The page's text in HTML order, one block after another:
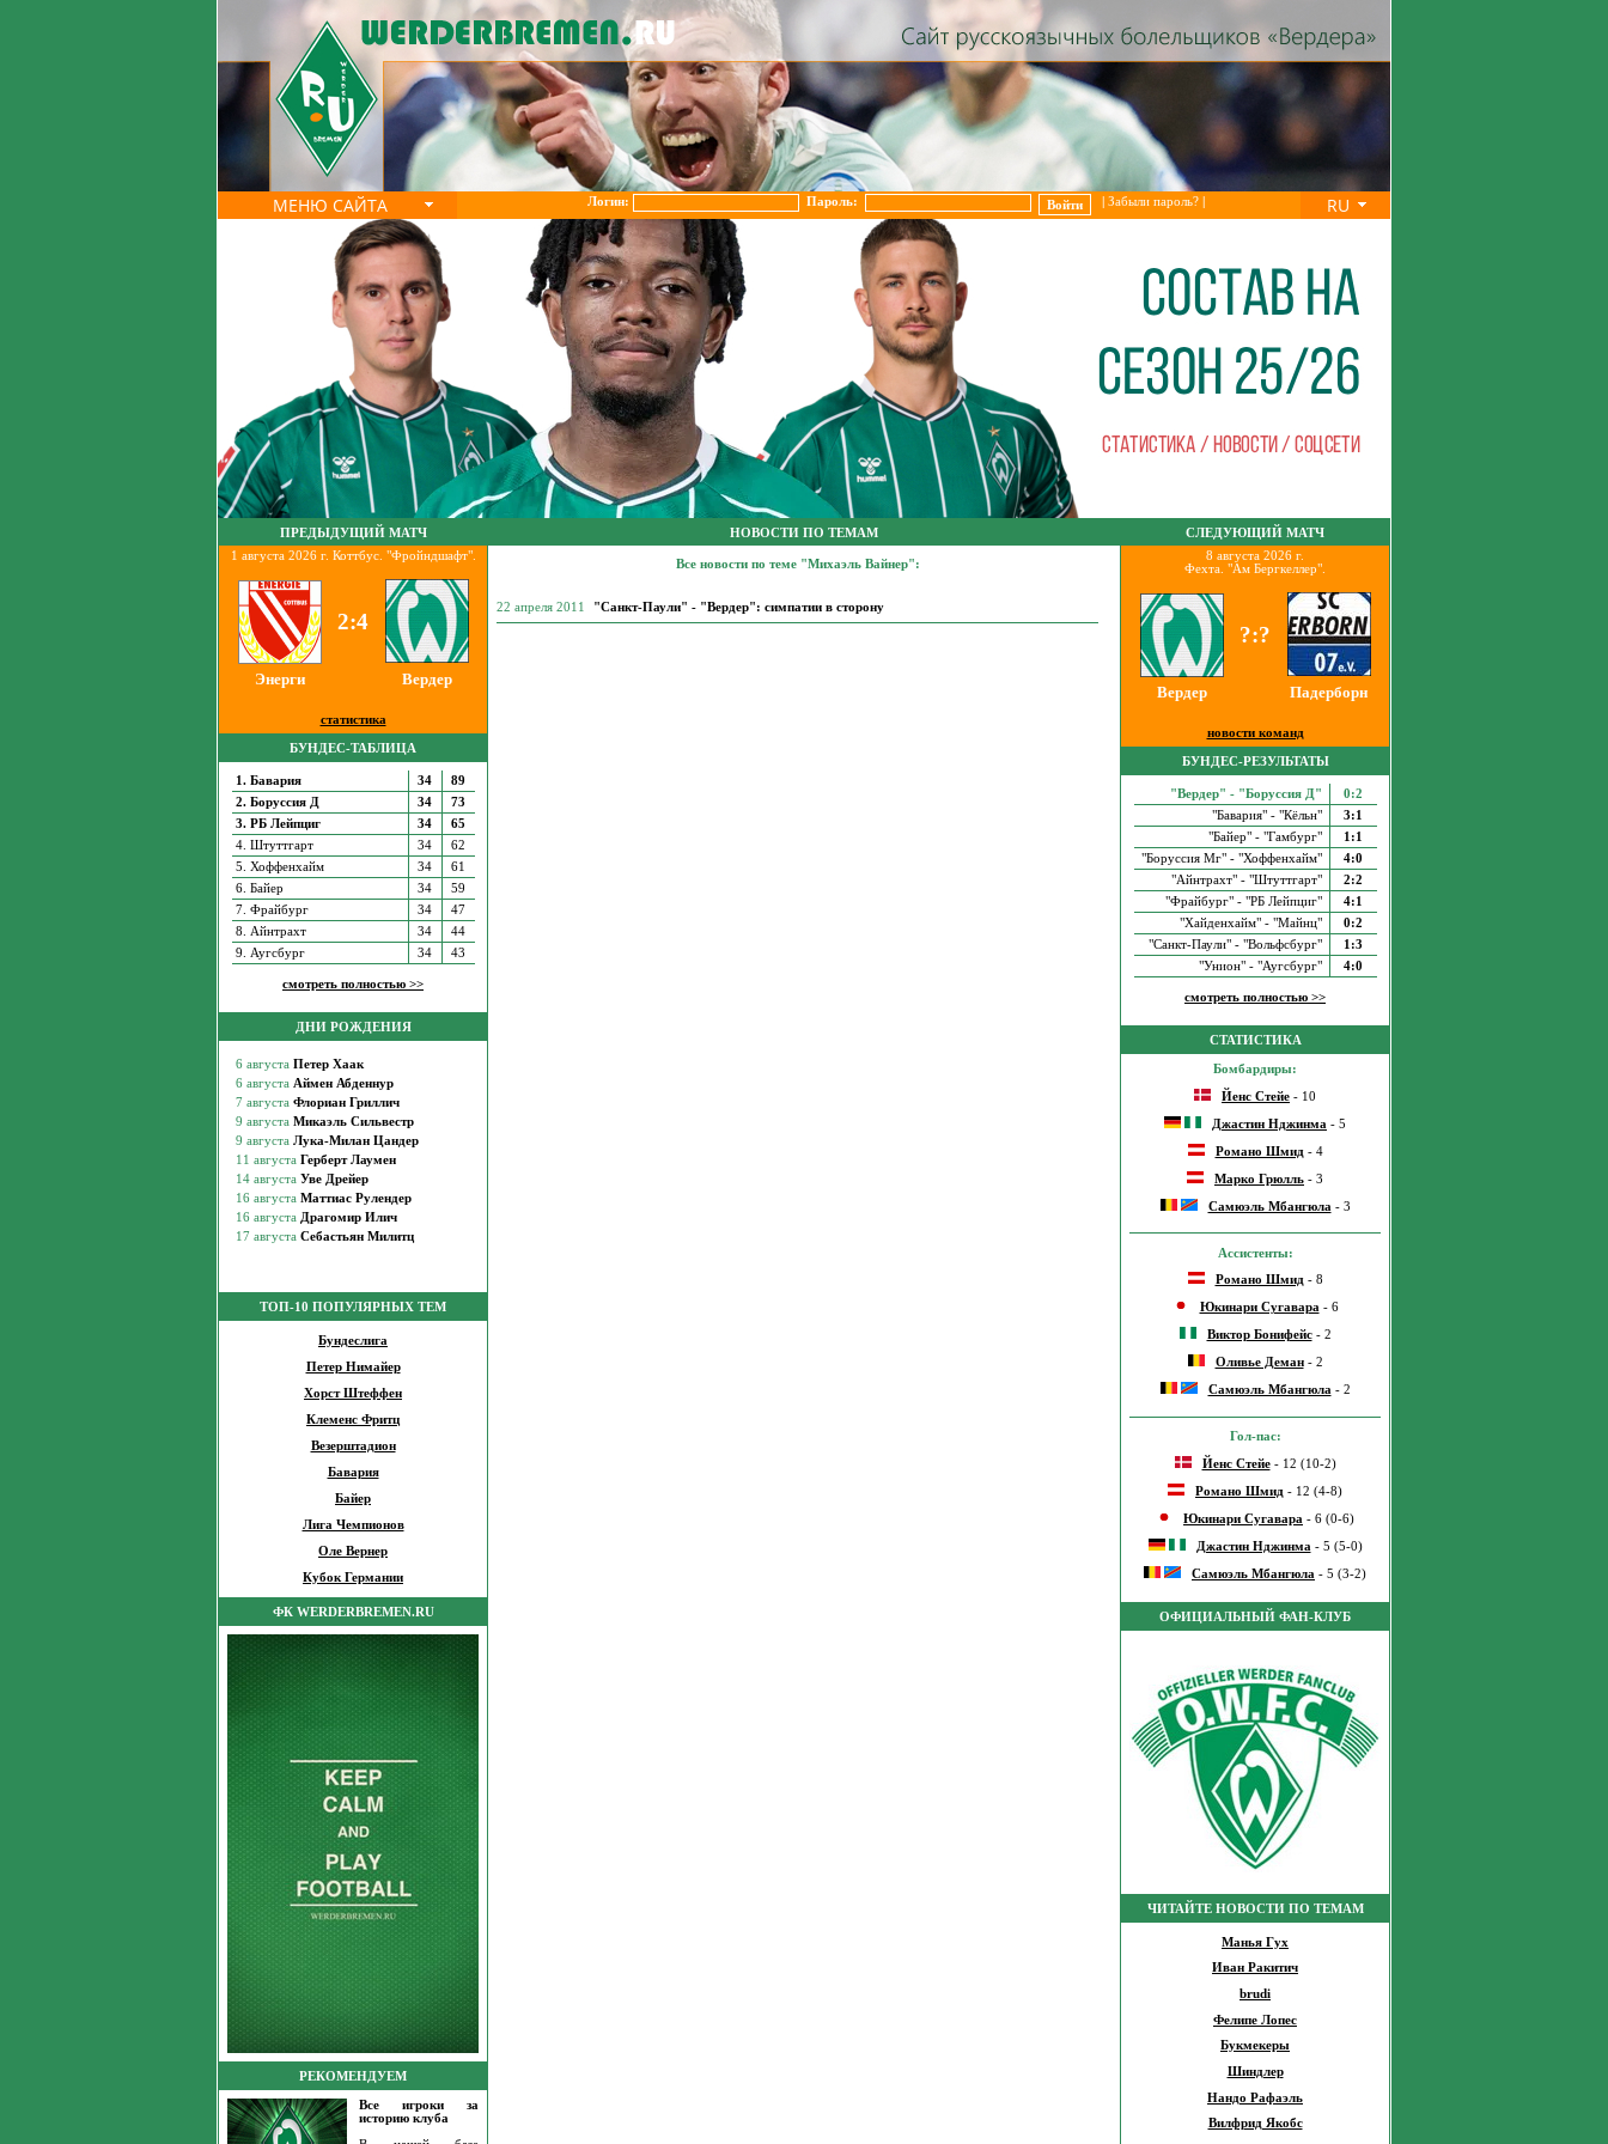
МЕНЮ САЙТА Логин: Пароль: Забыли пароль?| RU
ПРЕДЫДУЩИЙ МАТЧ
1 августа 2026 г. Коттбус. "Фройндшафт".
2:4
Энерги Вердер
статистика
БУНДЕС-ТАБЛИЦА
1. Бавария 34
89
2. Боруссия Д
34
73
3. РБ Лейпциг
34
65
4. Штуттгарт
34
62
5. Хоффенхайм
34
61
6. Байер
34
59
7. Фрайбург
34
47
8. Айнтрахт
34
44
9. Аугсбург
34 43
смотреть полностью >>
ДНИ РОЖДЕНИЯ
ТОП-10 ПОПУЛЯРНЫХ ТЕМ
Бундеслига
Петер Нимайер
Хорст Штеффен
Клеменс Фритц
Везерштадион
Бавария
Байер
Лига Чемпионов
Оле Вернер
Кубок Германии
ФК WERDERBREMEN.RU
РЕКОМЕНДУЕМ
Все игроки за
историю клуба
НОВОСТИ ПО ТЕМАМ
Все новости по теме "Михаэль Вайнер":
22 апреля 2011 "Санкт-Паули" - "Вердер": симпатии в сторону
СЛЕДУЮЩИЙ МАТЧ
8 августа 2026 г.
Фехта. "Ам Бергкеллер".
?:?
Вердер Падерборн
новости команд
БУНДЕС-РЕЗУЛЬТАТЫ
"Вердер" - "Боруссия Д"
0:2
"Бавария" - "Кёльн"
3:1
"Байер" - "Гамбург"
1:1
"Боруссия Мг" - "Хоффенхайм"
4:0
"Айнтрахт" - "Штуттгарт"
2:2
"Фрайбург" - "РБ Лейпциг"
4:1
"Хайденхайм" - "Майнц"
0:2
"Санкт-Паули" - "Вольфсбург"
1:3
"Унион" - "Аугсбург"
4:0
смотреть полностью >>
СТАТИСТИКА
Бомбардиры:
Йенс Стейе - 10
Джастин Нджинма - 5
Романо Шмид- 4
Марко Грюлль - 3
Самюэль Мбангюла - 3
Ассистенты:
Романо Шмид- 8
Юкинари Сугавара- 6
Виктор Бонифейс- 2
Оливье Деман- 2
Самюэль Мбангюла- 2
Гол-пас:
Йенс Стейе- 12 (10-2)
Романо Шмид - 12 (4-8)
Юкинари Сугавара - 6 (0-6)
Джастин Нджинма - 5 (5-0)
Самюэль Мбангюла - 5 (3-2)
ОФИЦИАЛЬНЫЙ ФАН-КЛУБ
ЧИТАЙТЕ НОВОСТИ ПО ТЕМАМ
Манья Гух
Иван Ракитич
brudi
Фелипе Лопес
Букмекеры
Шиндлер
Нандо Рафаэль
Вилфрид Якобс